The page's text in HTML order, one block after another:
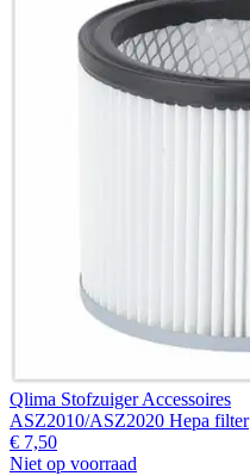
Qlima Stofzuiger Accessoires
ASZ2010/ASZ2020 Hepa filter
€ 7,50
Niet op voorraad